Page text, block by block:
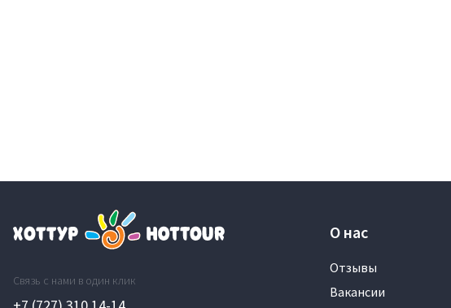
Связь с нами в один клик
О нас
Отзывы
Вакансии